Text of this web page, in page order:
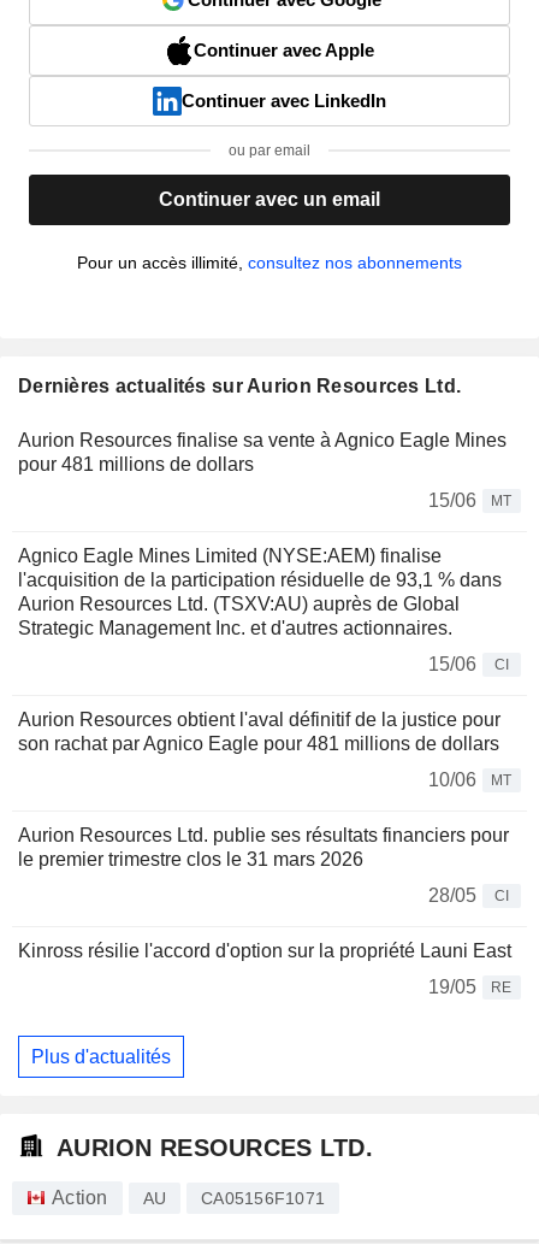
Continuer avec Apple
Continuer avec LinkedIn
ou par email
Continuer avec un email
Pour un accès illimité, consultez nos abonnements
Dernières actualités sur Aurion Resources Ltd.
Aurion Resources finalise sa vente à Agnico Eagle Mines
pour 481 millions de dollars
15/06
MT
Agnico Eagle Mines Limited (NYSE:AEM) finalise
l'acquisition de la participation résiduelle de 93,1 % dans
Aurion Resources Ltd. (TSXV:AU) auprès de Global
Strategic Management Inc. et d'autres actionnaires.
15/06
CI
Aurion Resources obtient l'aval définitif de la justice pour
son rachat par Agnico Eagle pour 481 millions de dollars
10/06
MT
Aurion Resources Ltd. publie ses résultats financiers pour
le premier trimestre clos le 31 mars 2026
28/05
CI
Kinross résilie l'accord d'option sur la propriété Launi East
19/05
RE
Plus d'actualités
AURION RESOURCES LTD.
Action AU CA05156F1071